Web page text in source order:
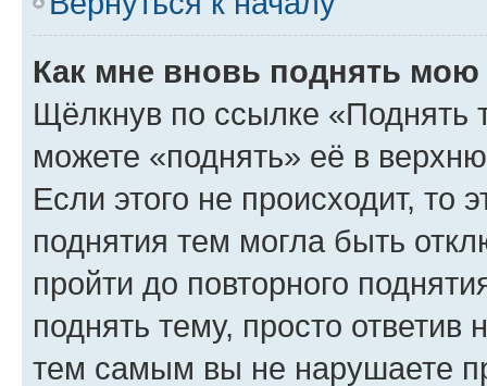
Как мне вновь поднять мою
Щёлкнув по ссылке «Поднять
можете «поднять» её в
Если этого не происходит, то
поднятия тем могла быть
пройти до повторного
поднять тему, просто ответив
тем самым вы не нарушаете